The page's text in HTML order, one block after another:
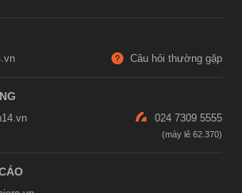
Câu hỏi thường gặp
024 7309 5555